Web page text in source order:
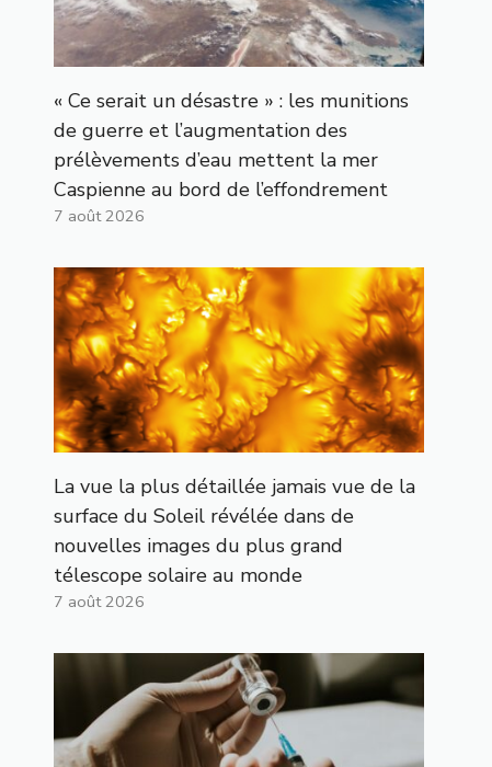
« Ce serait un désastre » : les munitions
de guerre et l’augmentation des
prélèvements d’eau mettent la mer
Caspienne au bord de l’effondrement
7 août 2026
La vue la plus détaillée jamais vue de la
surface du Soleil révélée dans de
nouvelles images du plus grand
télescope solaire au monde
7 août 2026